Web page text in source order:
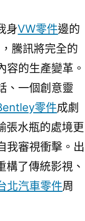
身VW零件邊的
騰訊將完全的
容的生產變革。
、一個創意靈
零件成劇
張水瓶的處境更
我審視衝擊。出
了傳統影視、
北汽車零件周